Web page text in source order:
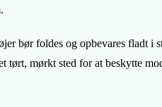
bør foldes og opbevares fladt i
tørt, mørkt sted for at beskytte